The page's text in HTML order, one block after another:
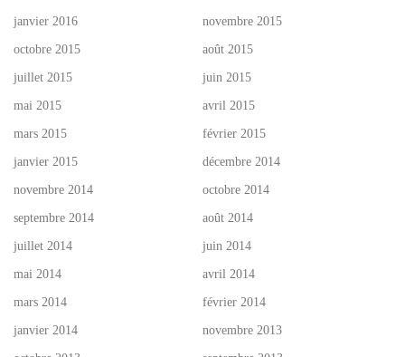
janvier 2016 novembre 2015
octobre 2015 août 2015
juillet 2015 juin 2015
mai 2015 avril 2015
mars 2015 février 2015
janvier 2015 décembre 2014
novembre 2014 octobre 2014
septembre 2014 août 2014
juillet 2014 juin 2014
mai 2014 avril 2014
mars 2014 février 2014
janvier 2014 novembre 2013